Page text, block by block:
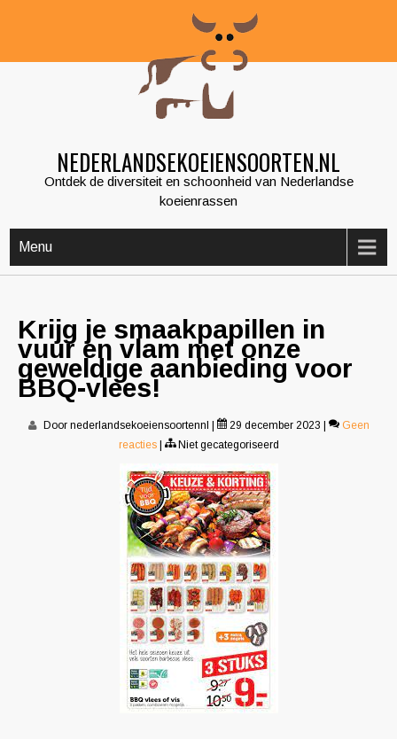
NEDERLANDSEKOEIENSOORTEN.NL
Ontdek de diversiteit en schoonheid van Nederlandse
koeienrassen
Menu
Krijg je smaakpapillen in
vuur en vlam met onze
geweldige aanbieding voor
BBQ-vlees!
Door nederlandsekoeiensoortennl 29 december 2023
Geen
reacties
Niet gecategoriseerd